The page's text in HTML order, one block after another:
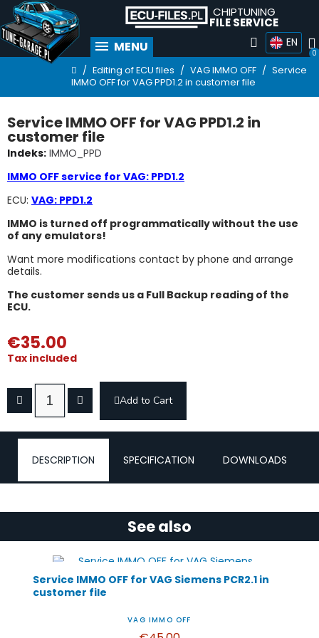
CHIPTUNING
FILE SERVICE
MENU EN
Editing of ECU files VAG IMMO OFF
Service
IMMO OFF for VAG PPD1.2 in customer file
Service IMMO OFF for VAG PPD1.2 in
customer file
Indeks IMMO_PPD
IMMO OFF service for VAG: PPD1.2
ECU: VAG: PPD1.2
IMMO is turned off programmatically without the use
of any emulators!
Want more modifications contact by phone and arrange
details.
The customer sends us a Full Backup reading of the
ECU.
€35.00
Tax included
Add to Cart
DESCRIPTION SPECIFICATION DOWNLOADS
See also
Service IMMO OFF for VAG Siemens PCR2.1 in
customer file
VAG IMMO OFF